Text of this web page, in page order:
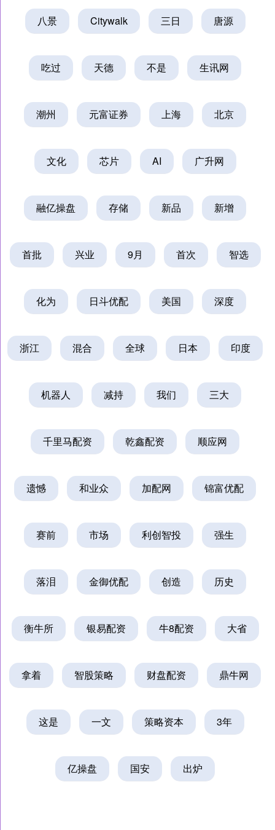
八景 Citywalk 三日 唐源
吃过 天德 不是 生讯网
潮州 元富证券 上海 北京
文化 芯片 AI 广升网
融亿操盘 存储 新品 新增
首批 兴业 9月 首次 智选
化为 日斗优配 美国 深度
浙江 混合 全球 日本 印度
机器人 减持 我们 三大
千里马配资 乾鑫配资 顺应网
遗憾 和业众 加配网 锦富优配
赛前 市场 利创智投 强生
落泪 金御优配 创造 历史
衡牛所 银易配资 牛8配资 大省
拿着 智股策略 财盘配资 鼎牛网
这是 一文 策略资本 3年
亿操盘 国安 出炉